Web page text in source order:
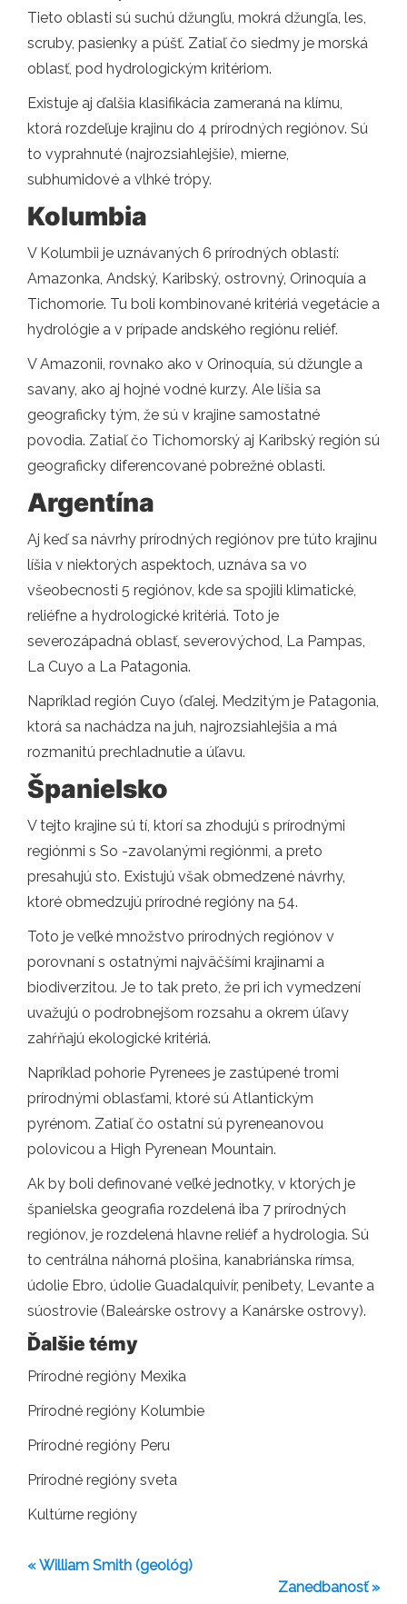
Tieto oblasti sú suchú džungľu, mokrá džungľa, les,
scruby, pasienky a púšť. Zatiaľ čo siedmy je morská
oblasť, pod hydrologickým kritériom.
Existuje aj ďalšia klasifikácia zameraná na klímu,
ktorá rozdeľuje krajinu do 4 prírodných regiónov. Sú
to vyprahnuté (najrozsiahlejšie), mierne,
subhumidové a vlhké trópy.
Kolumbia
V Kolumbii je uznávaných 6 prírodných oblastí:
Amazonka, Andský, Karibský, ostrovný, Orinoquía a
Tichomorie. Tu boli kombinované kritériá vegetácie a
hydrológie a v prípade andského regiónu reliéf.
V Amazonii, rovnako ako v Orinoquía, sú džungle a
savany, ako aj hojné vodné kurzy. Ale líšia sa
geograficky tým, že sú v krajine samostatné
povodia. Zatiaľ čo Tichomorský aj Karibský región sú
geograficky diferencované pobrežné oblasti.
Argentína
Aj keď sa návrhy prírodných regiónov pre túto krajinu
líšia v niektorých aspektoch, uznáva sa vo
všeobecnosti 5 regiónov, kde sa spojili klimatické,
reliéfne a hydrologické kritériá. Toto je
severozápadná oblasť, severovýchod, La Pampas,
La Cuyo a La Patagonia.
Napríklad región Cuyo (ďalej. Medzitým je Patagonia,
ktorá sa nachádza na juh, najrozsiahlejšia a má
rozmanitú prechladnutie a úľavu.
Španielsko
V tejto krajine sú tí, ktorí sa zhodujú s prírodnými
regiónmi s So -zavolanými regiónmi, a preto
presahujú sto. Existujú však obmedzené návrhy,
ktoré obmedzujú prírodné regióny na 54.
Toto je veľké množstvo prírodných regiónov v
porovnaní s ostatnými najväčšími krajinami a
biodiverzitou. Je to tak preto, že pri ich vymedzení
uvažujú o podrobnejšom rozsahu a okrem úľavy
zahŕňajú ekologické kritériá.
Napríklad pohorie Pyrenees je zastúpené tromi
prírodnými oblasťami, ktoré sú Atlantickým
pyrénom. Zatiaľ čo ostatní sú pyreneanovou
polovicou a High Pyrenean Mountain.
Ak by boli definované veľké jednotky, v ktorých je
španielska geografia rozdelená iba 7 prírodných
regiónov, je rozdelená hlavne reliéf a hydrologia. Sú
to centrálna náhorná plošina, kanabriánska rímsa,
údolie Ebro, údolie Guadalquivír, penibety, Levante a
súostrovie (Baleárske ostrovy a Kanárske ostrovy).
Ďalšie témy
Prírodné regióny Mexika
Prírodné regióny Kolumbie
Prírodné regióny Peru
Prírodné regióny sveta
Kultúrne regióny
« William Smith (geológ)
Zanedbanosť »